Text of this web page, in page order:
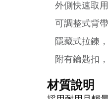
外側快速取
可調整式背
隱藏式拉鍊
附有鑰匙扣
材質說明